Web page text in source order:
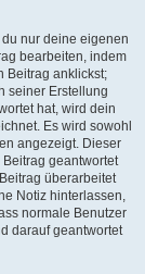
nur deine eigenen
bearbeiten, indem
Beitrag anklickst;
seiner Erstellung
hat, wird dein
Es wird sowohl
angezeigt. Dieser
geantwortet
überarbeitet
Notiz hinterlassen,
normale Benutzer
darauf geantwortet